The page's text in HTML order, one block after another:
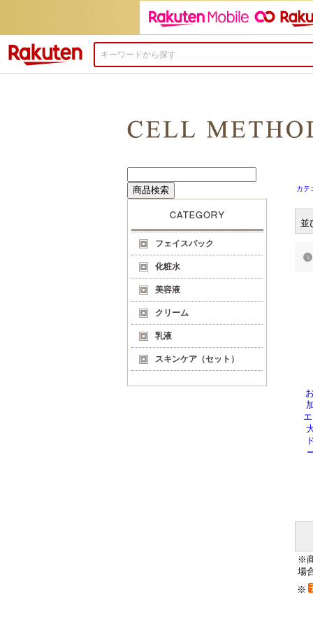
フェイスパック
化粧水
美容液
クリーム
乳液
スキンケア（セット）
カテ
並
※
場
※